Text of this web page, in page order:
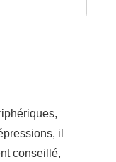
il
conseillé,